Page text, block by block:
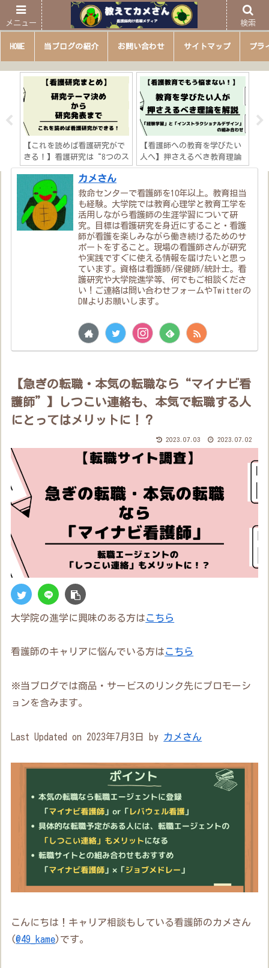
HOME 当ブログの紹介 お問い合わせ サイトマップ プラ
【これを読めば看護研究がで
きる！】看護研究は“8つのス
テップ”「研究テーマ決め→
研究発表までの流れを徹底解
説」
【看護師への教育を学びたい
人へ】押さえるべき教育理論
を解説「看護教育は“経験学
ルデザイン”」
学
カメさん
救命センターで看護師を10年以上。教育担当
も経験。大学院では教育心理学と教育工学を
活用しながら看護師の生涯学習について研
究。目標は看護研究を身近にすること・看護
師が看護を楽しみながら働き続けるためのサ
ポートをすること。現場の看護師さんが研究
や実践ですぐに使える情報を届けたいと思っ
ています。資格は看護師/保健師/統計士。看
護研究や大学院進学等、何でもご相談くださ
い！ご連絡は問い合わせフォームやTwitterの
DMよりお願いします。
【急ぎの転職・本気の転職なら“マイナビ看
護師”】しつこい連絡も、本気で転職する人
にとってはメリットに！？
2023.07.03 2023.07.02
大学院の進学に興味のある方はこちら
看護師のキャリアに悩んでいる方はこちら
※当ブログでは商品・サービスのリンク先にプロモーシ
ョンを含みます。
Last Updated on 2023年7月3日 by カメさん
こんにちは！キャリア相談もしている看護師のカメさん
(@49_kame)です。
メニュー 検索